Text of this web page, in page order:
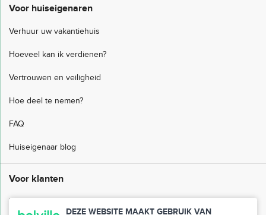
DEZE WEBSITE MAAKT GEBRUIK VAN
Voor huiseigenaren
Verhuur uw vakantiehuis
Hoeveel kan ik verdienen?
Vertrouwen en veiligheid
Hoe deel te nemen?
FAQ
Huiseigenaar blog
Voor klanten
Veelgestelde vragen